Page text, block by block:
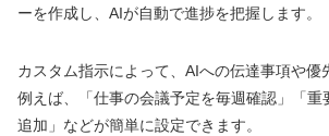
ーを作成し、AIが自動で進捗を把握します。
カスタム指示によって、AIへの伝達事項や優
例えば、「仕事の会議予定を毎週確認」「重
追加」などが簡単に設定できます。